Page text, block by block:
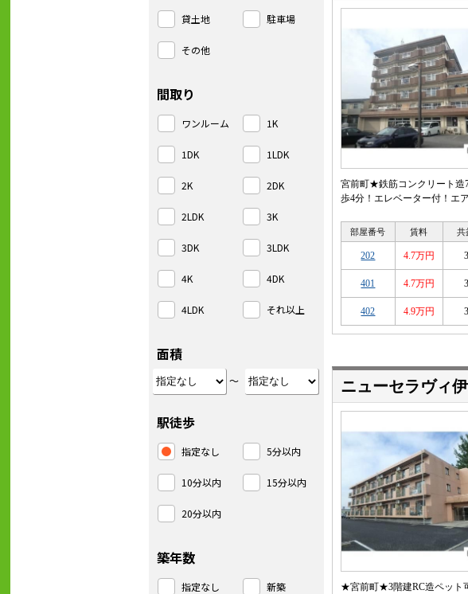
宮前町★鉄筋コンクリート造
歩4分！エレベーター付！エ
部屋番号 賃料 共
202 4.7万円
401 4.7万円
402 4.9万円
ニューセラヴィ
★宮前町★3階建RC造ペット
貸土地 駐車場
その他
間取り
ワンルーム 1K
1DK 1LDK
2K 2DK
2LDK 3K
3DK 3LDK
4K 4DK
4LDK それ以上
面積
～
駅徒歩
指定なし 5分以内
10分以内 15分以内
20分以内
築年数
指定なし 新築